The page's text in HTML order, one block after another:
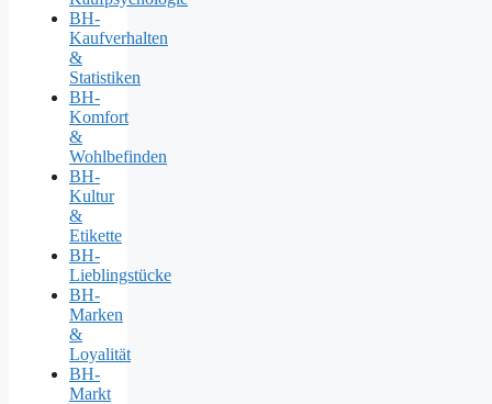
BH-
Kaufverhalten
&
Statistiken
BH-
Komfort
&
Wohlbefinden
BH-
Kultur
&
Etikette
BH-
Lieblingstücke
BH-
Marken
&
Loyalität
BH-
Markt